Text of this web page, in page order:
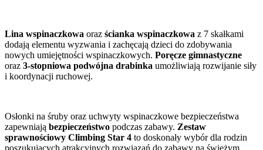
Lina wspinaczkowa oraz ścianka wspinaczkowa z 7 skałkami
dodają elementu wyzwania i zachęcają dzieci do zdobywania
nowych umiejętności wspinaczkowych. Poręcze gimnastyczne
oraz 3-stopniowa podwójna drabinka umożliwiają rozwijanie siły
i koordynacji ruchowej.
Osłonki na śruby oraz uchwyty wspinaczkowe bezpieczeństwa
zapewniają bezpieczeństwo podczas zabawy. Zestaw
sprawnościowy Climbing Star 4 to doskonały wybór dla rodzin